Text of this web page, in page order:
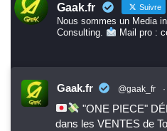
Gaak.fr Suivre
Nous sommes un Media
Consulting.
Mail pro :
Gaak.fr @gaak_fr ·
"ONE PIECE"
dans les VENTES de